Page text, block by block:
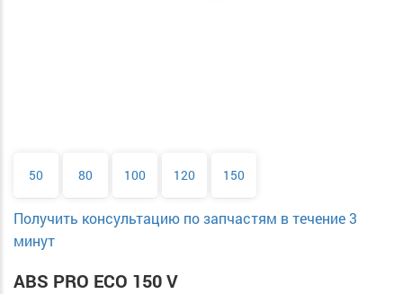
50 80 100 120 150
Получить консультацию по запчастям в течение 3
минут
ABS PRO ECO 150 V